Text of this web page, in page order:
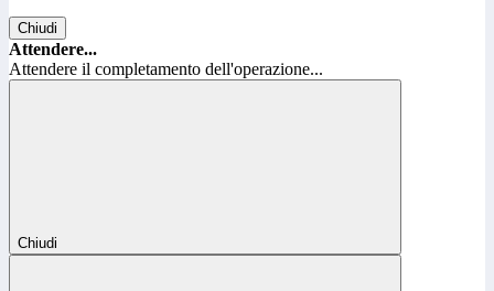
Chiudi
Attendere...
Attendere il completamento dell'operazione...
Chiudi